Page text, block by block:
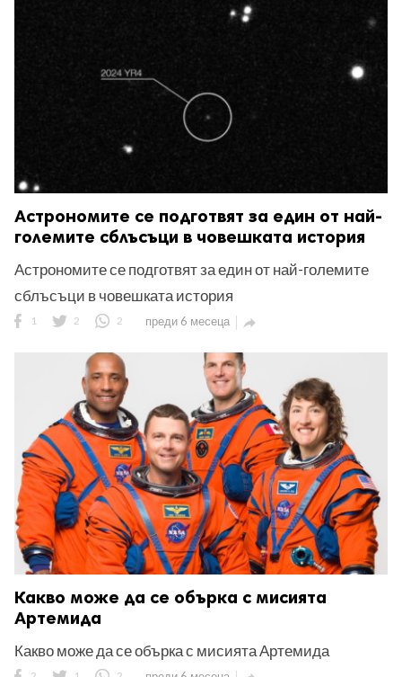
Астрономите се подготвят за един от най-
големите сблъсъци в човешката история
Астрономите се подготвят за един от най-големите
сблъсъци в човешката история
1 2 2 преди 6 месеца 
Какво може да се обърка с мисията
Артемида
Какво може да се обърка с мисията Артемида